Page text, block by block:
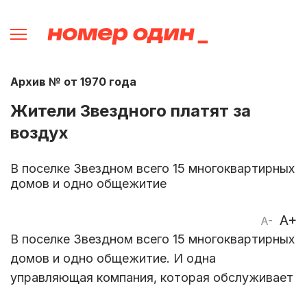
Архив № от 1970 года
Жители Звездного платят за
воздух
В поселке Звездном всего 15 многоквартирных
домов и одно общежитие
A- A+
В поселке Звездном всего 15 многоквартирных
домов и одно общежитие. И одна
управляющая компания, которая обслуживает